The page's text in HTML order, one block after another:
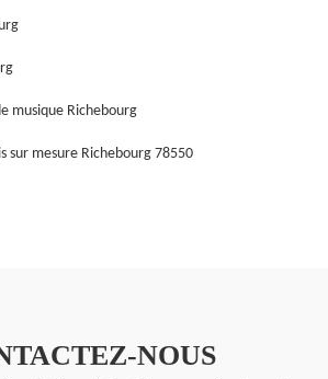
musique Richebourg
sur mesure Richebourg 78550
NOUS